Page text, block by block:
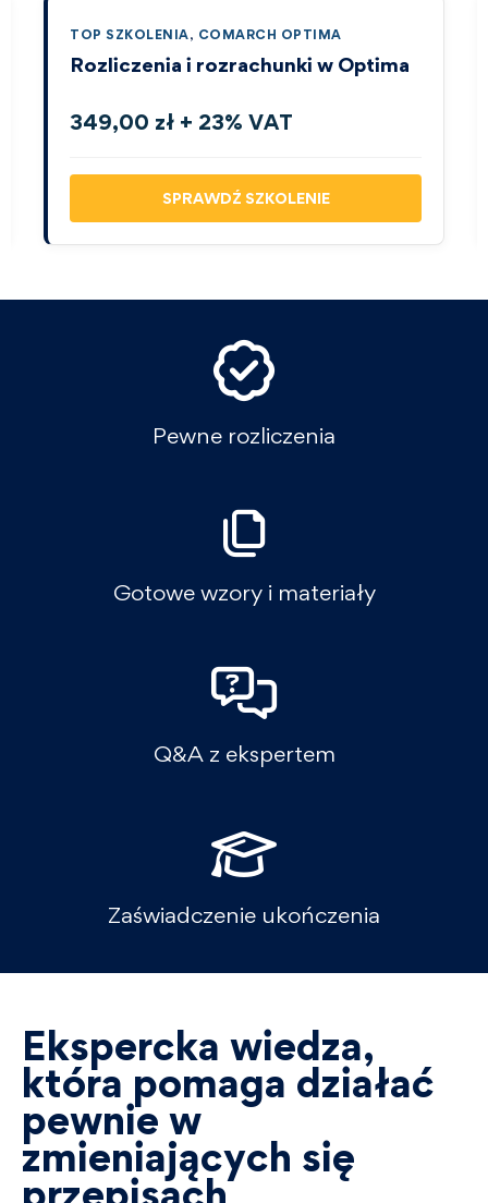
TOP SZKOLENIA, COMARCH OPTIMA
Rozliczenia i rozrachunki w Optima
349,00 zł + 23% VAT
SPRAWDŹ SZKOLENIE
Pewne rozliczenia
Gotowe wzory i materiały
Q&A z ekspertem
Zaświadczenie ukończenia
Ekspercka wiedza,
która pomaga działać
pewnie w
zmieniających się